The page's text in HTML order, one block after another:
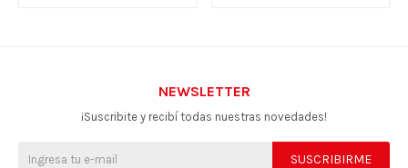
NEWSLETTER
¡Suscribite y recibí todas nuestras novedades!
SUSCRIBIRME